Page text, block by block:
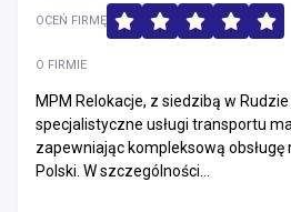
O FIRMIE
MPM Relokacje, z siedzibą w
specjalistyczne usługi transportu
zapewniając kompleksową obsługę
Polski. W szczególności...
OCEŃ FIRMĘ